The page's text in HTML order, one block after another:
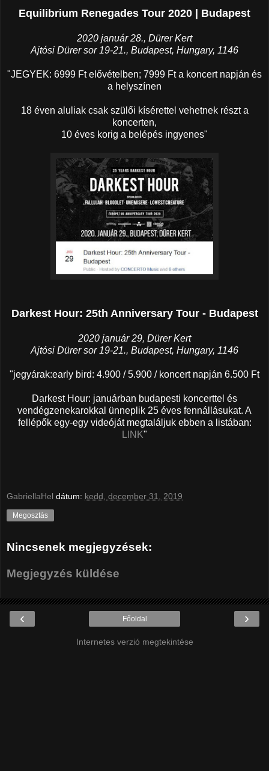
Equilibrium Renegades Tour 2020 | Budapest
2020 január 28., Dürer Kert
Ajtósi Dürer sor 19-21., Budapest, Hungary, 1146
"JEGYEK: 6999 Ft elővételben; 7999 Ft a koncert napján és
a helyszínen
18 éven aluliak csak szülői kísérettel vehetnek részt a
koncerten,
10 éves korig a belépés ingyenes"
Darkest Hour: 25th Anniversary Tour - Budapest
2020 január 29, Dürer Kert
Ajtósi Dürer sor 19-21., Budapest, Hungary, 1146
"jegyárak:early bird: 4.900 / 5.900 / koncert napján 6.500 Ft
Darkest Hour: januárban budapesti koncerttel és
vendégzenekarokkal ünneplik 25 éves fennállásukat. A
fellépők egy-egy videóját megtaláljuk ebben a listában:
LINK"
GabriellaHel dátum: kedd, december 31, 2019
Megosztás
Nincsenek megjegyzések:
Megjegyzés küldése
‹ ›
Főoldal
Internetes verzió megtekintése